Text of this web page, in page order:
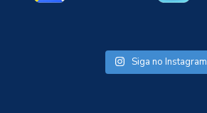
Siga no Instagram